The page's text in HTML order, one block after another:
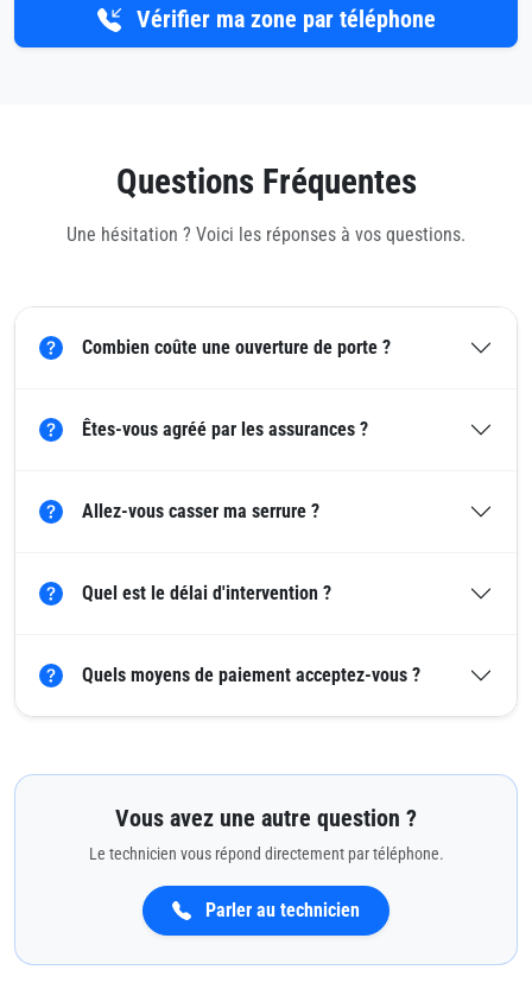
Vérifier ma zone par téléphone
Questions Fréquentes
Une hésitation ? Voici les réponses à vos questions.
Combien coûte une ouverture de porte ?
Êtes-vous agréé par les assurances ?
Allez-vous casser ma serrure ?
Quel est le délai d'intervention ?
Quels moyens de paiement acceptez-vous ?
Vous avez une autre question ?
Le technicien vous répond directement par téléphone.
Parler au technicien